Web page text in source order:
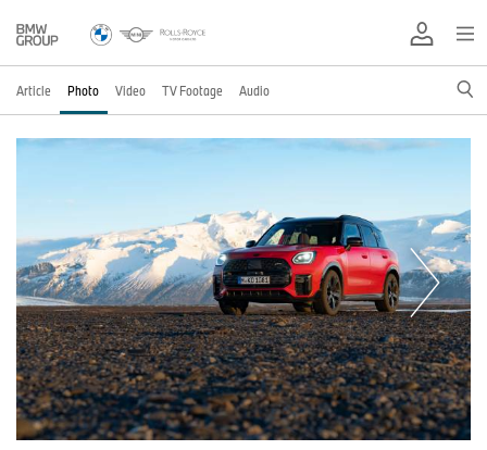
Article Photo Video TV Footage Audio